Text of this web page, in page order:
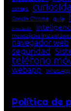
consejo
Google Chrome guía
innovación
mensajería
navegador web
seguridad
teléfono
webapp WhatsApp
Política de